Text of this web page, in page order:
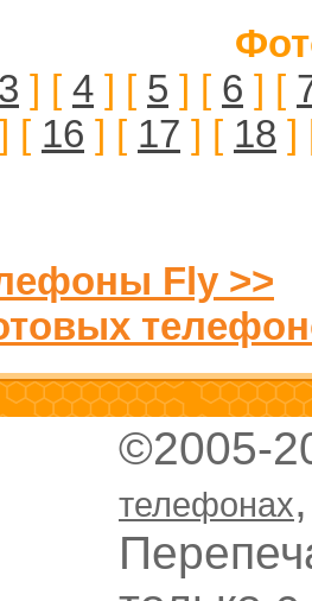
3 ] [ 4 ] [ 5 ] [ 6 ] [
] [ 16 ] [ 17 ] [ 18 ]
Fly >>
©2005-
телефонах